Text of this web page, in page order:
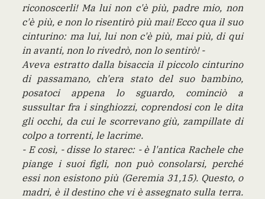
riconoscerli! Ma lui non c'è più, padre mio, non
c'è più, e non lo risentirò più mai! Ecco qua il suo
cinturino: ma lui, lui non c'è più, mai più, di qui
in avanti, non lo rivedrò, non lo sentirò! -
Aveva estratto dalla bisaccia il piccolo cinturino
di passamano, ch'era stato del suo bambino,
posatoci appena lo sguardo, cominciò a
sussultar fra i singhiozzi, coprendosi con le dita
gli occhi, da cui le scorrevano giù, zampillate di
colpo a torrenti, le lacrime.
- E così, - disse lo starec: - è l'antica Rachele che
piange i suoi figli, non può consolarsi, perché
essi non esistono più (Geremia 31,15). Questo, o
madri, è il destino che vi è assegnato sulla terra.